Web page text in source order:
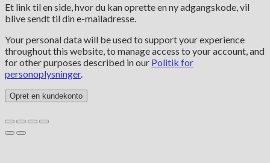
Et link til en side, hvor du kan oprette en ny adgangskode, vil
blive sendt til din e-mailadresse.
Your personal data will be used to support your experience
throughout this website, to manage access to your account, and
for other purposes described in our Politik for
personoplysninger.
Opret en kundekonto